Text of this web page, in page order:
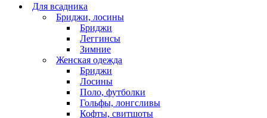
Для всадника
Бриджи, лосины
Бриджи
Леггинсы
Зимние
Женская одежда
Бриджи
Лосины
Поло, футболки
Гольфы, лонгсливы
Кофты, свитшоты